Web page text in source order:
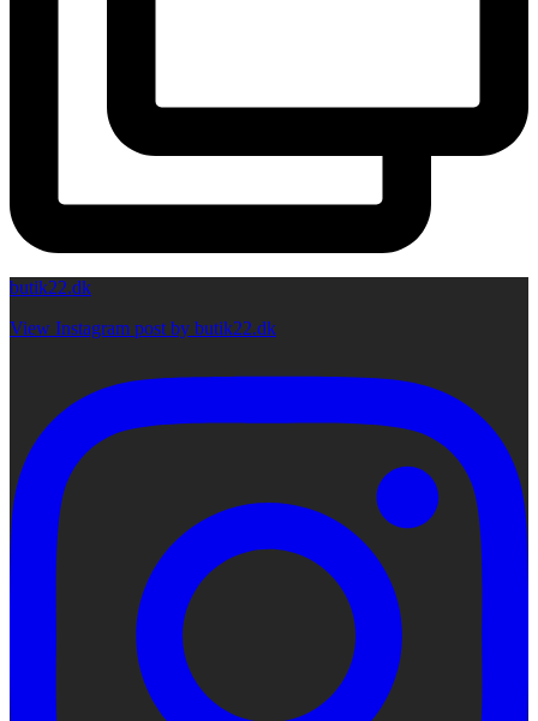
butik22.dk
View Instagram post by butik22.dk